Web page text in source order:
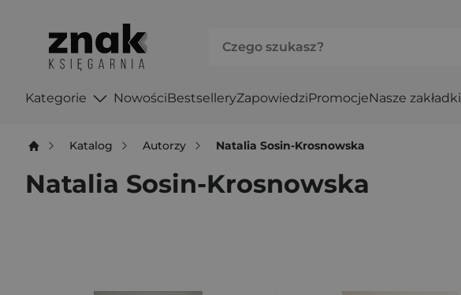
Kategorie NowościBestselleryZapowiedziPromocjeNasze zakładki
Katalog Autorzy Natalia Sosin-Krosnowska
Natalia Sosin-Krosnowska